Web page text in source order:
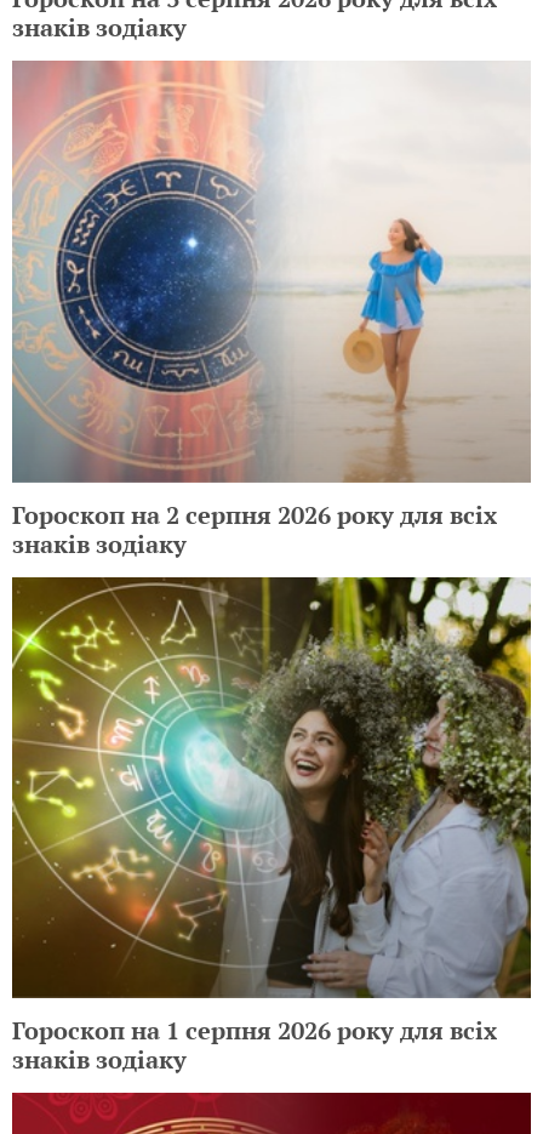
знаків зодіаку
Гороскоп на 2 серпня 2026 року для всіх
знаків зодіаку
Гороскоп на 1 серпня 2026 року для всіх
знаків зодіаку